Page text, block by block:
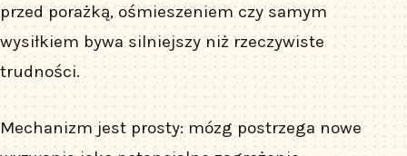
przed porażką, ośmieszeniem czy samym
wysiłkiem bywa silniejszy niż rzeczywiste
trudności.
Mechanizm jest prosty: mózg postrzega nowe